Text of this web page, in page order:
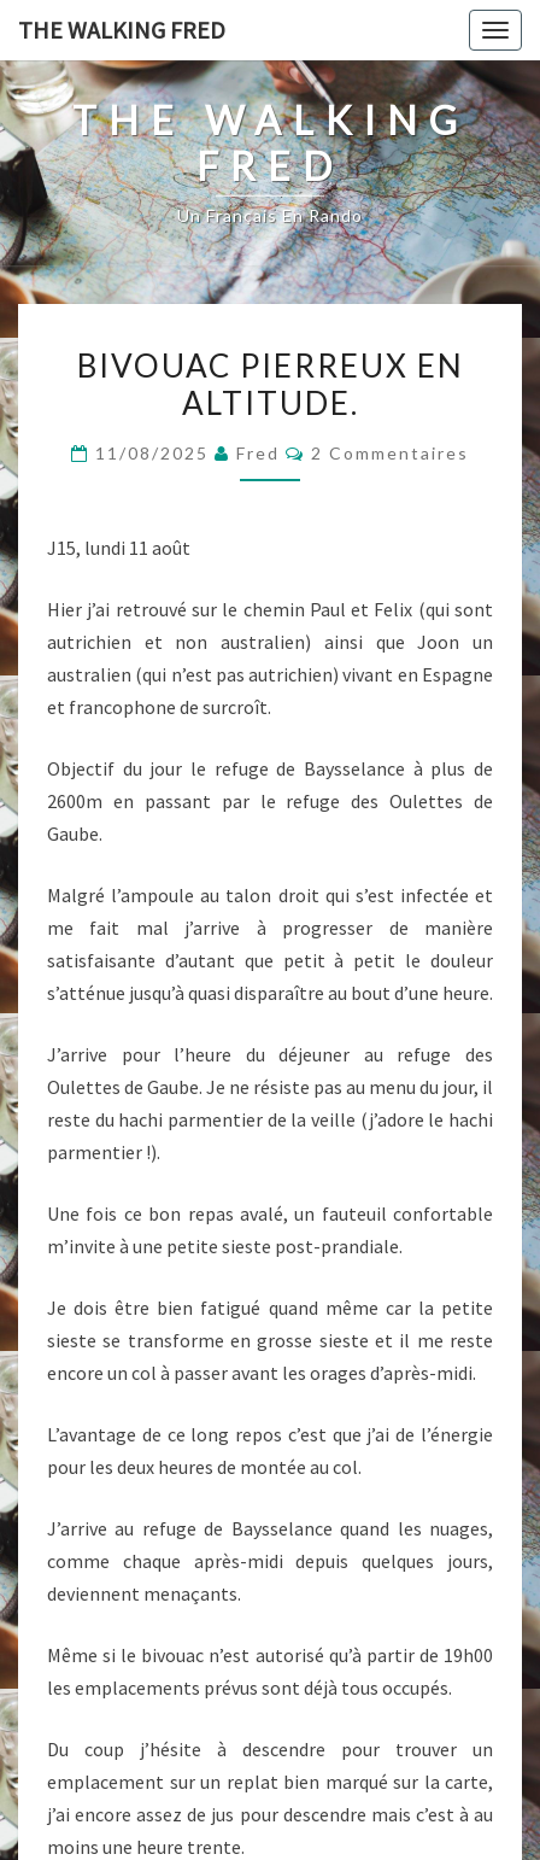
content
THE WALKING FRED
THE WALKING
FRED
Un Français En Rando
PIERREUX
EN
BIVOUAC PIERREUX EN
ALTITUDE.
11/08/2025 Fred Commentaires
2 Commentaires
J15, lundi 11 août
Hier j’ai retrouvé sur le chemin Paul et Felix (qui sont
autrichien et non australien) ainsi que Joon un
australien (qui n’est pas autrichien) vivant en Espagne
et francophone de surcroît.
Objectif du jour le refuge de Baysselance à plus de
2600m en passant par le refuge des Oulettes de
Gaube.
Malgré l’ampoule au talon droit qui s’est infectée et
me fait mal j’arrive à progresser de manière
satisfaisante d’autant que petit à petit le douleur
s’atténue jusqu’à quasi disparaître au bout d’une heure.
J’arrive pour l’heure du déjeuner au refuge des
Oulettes de Gaube. Je ne résiste pas au menu du jour, il
reste du hachi parmentier de la veille (j’adore le hachi
parmentier !).
Une fois ce bon repas avalé, un fauteuil confortable
m’invite à une petite sieste post-prandiale.
Je dois être bien fatigué quand même car la petite
sieste se transforme en grosse sieste et il me reste
encore un col à passer avant les orages d’après-midi.
L’avantage de ce long repos c’est que j’ai de l’énergie
pour les deux heures de montée au col.
J’arrive au refuge de Baysselance quand les nuages,
comme chaque après-midi depuis quelques jours,
deviennent menaçants.
Même si le bivouac n’est autorisé qu’à partir de 19h00
les emplacements prévus sont déjà tous occupés.
Du coup j’hésite à descendre pour trouver un
emplacement sur un replat bien marqué sur la carte,
j’ai encore assez de jus pour descendre mais c’est à au
moins une heure trente.